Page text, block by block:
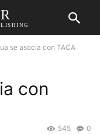
se asocia con TACA
con
0
545